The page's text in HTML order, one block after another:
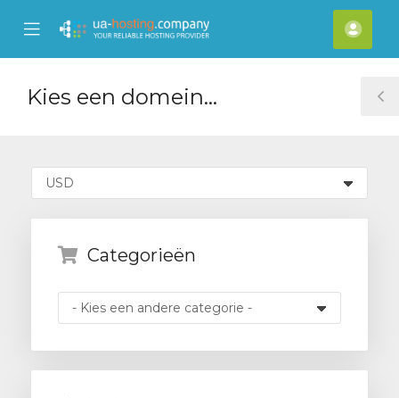
Mobile
Menu
Kies een domein...
Categorieën